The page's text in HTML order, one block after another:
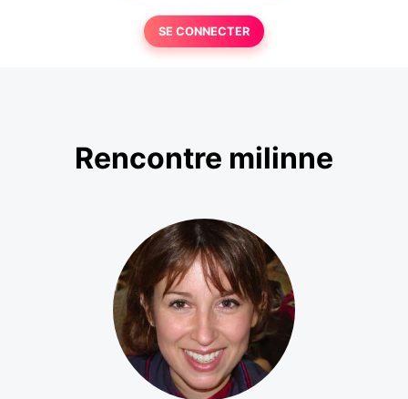
SE CONNECTER
Rencontre milinne